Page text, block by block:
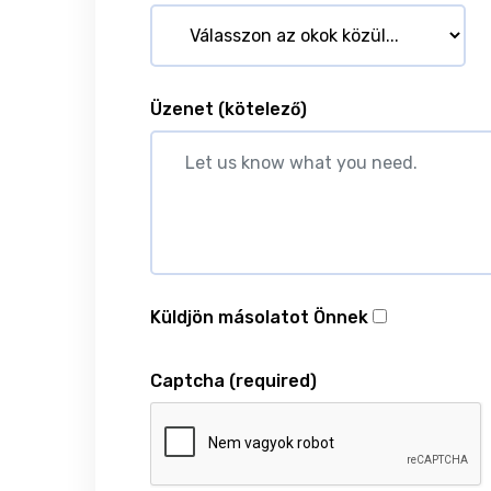
Üzenet (kötelező)
Küldjön másolatot Önnek
Captcha (required)